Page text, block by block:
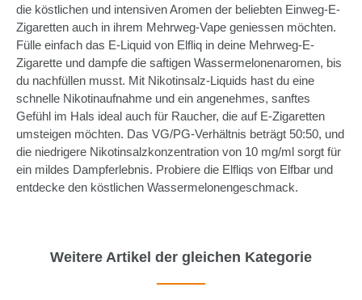
die köstlichen und intensiven Aromen der beliebten Einweg-E-
Zigaretten auch in ihrem Mehrweg-Vape geniessen möchten.
Fülle einfach das E-Liquid von Elfliq in deine Mehrweg-E-
Zigarette und dampfe die saftigen Wassermelonenaromen, bis
du nachfüllen musst. Mit Nikotinsalz-Liquids hast du eine
schnelle Nikotinaufnahme und ein angenehmes, sanftes
Gefühl im Hals ideal auch für Raucher, die auf E-Zigaretten
umsteigen möchten. Das VG/PG-Verhältnis beträgt 50:50, und
die niedrigere Nikotinsalzkonzentration von 10 mg/ml sorgt für
ein mildes Dampferlebnis. Probiere die Elfliqs von Elfbar und
entdecke den köstlichen Wassermelonengeschmack.
Weitere Artikel der gleichen Kategorie